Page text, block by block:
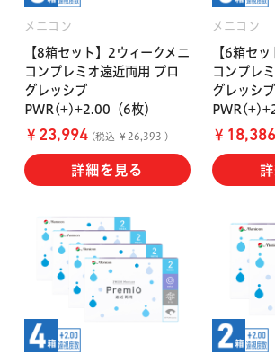
メニコン
【8箱セット】2ウィークメニ
コンプレミオ遠近両用 プロ
グレッシブ
PWR(+)+2.00（6枚）
￥ 23,994(税込 ￥26,393 )
詳細を見る
メニコン
【6箱セ
コンプレ
グレッシブ
￥ 18,386